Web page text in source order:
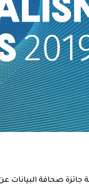
جائزة صحافة البيانات